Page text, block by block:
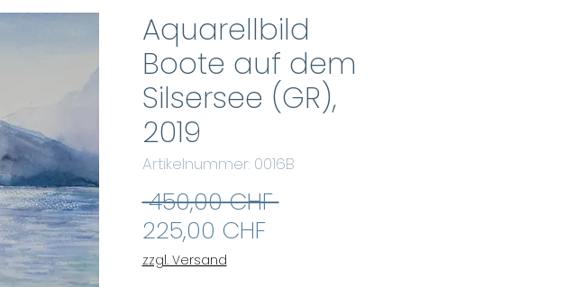
Aquarellbild
Boote auf dem
Silsersee (GR),
2019
Artikelnummer: 0016B
450,00 CHF Standardpreis
225,00 CHFSale-
zzgl. Versand